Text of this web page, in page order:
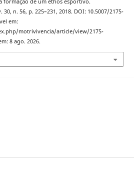
formação de um ethos esportivo.
n. 56, p. 225–231, 2018. DOI: 10.5007/2175-
em:
motrivivencia/article/view/2175-
8 ago. 2026.